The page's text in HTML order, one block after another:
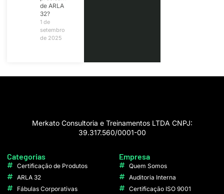
de ARLA
32?
1 de
setembro
de 2025
Merkato Consultoria e Treinamentos LTDA CNPJ:
39.317.560/0001-00
Categorias
Certificação de Produtos
ARLA 32
Fábulas Corporativas
Empresa
Quem Somos
Auditoria Interna
Certificação ISO 9001